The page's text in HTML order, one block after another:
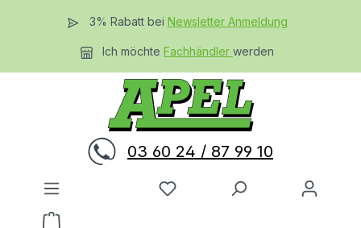
Zum Hauptinhalt springen
3% Rabatt bei Newsletter Anmeldung
Ich möchteFachhändlerwerden
03 60 24 / 87 99 10
Du hast 0 Produkte auf dem
Warenkorb enthält 0 Positionen. Der